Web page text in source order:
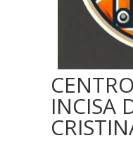
INCISA